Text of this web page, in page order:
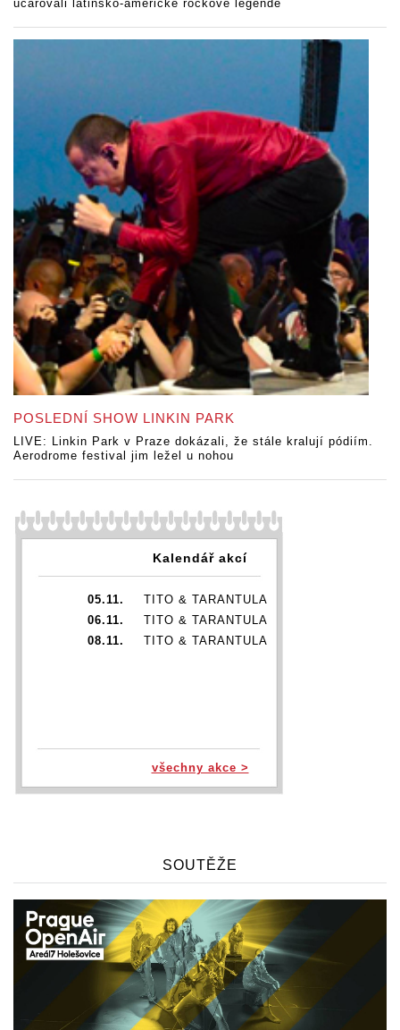
učarovali latinsko-americké rockové legendě
POSLEDNÍ SHOW LINKIN PARK
LIVE: Linkin Park v Praze dokázali, že stále kralují pódiím.
Aerodrome festival jim ležel u nohou
Kalendář akcí
05.11.
TITO & TARANTULA
06.11.
TITO & TARANTULA
08.11.
TITO & TARANTULA
všechny akce >
SOUTĚŽE